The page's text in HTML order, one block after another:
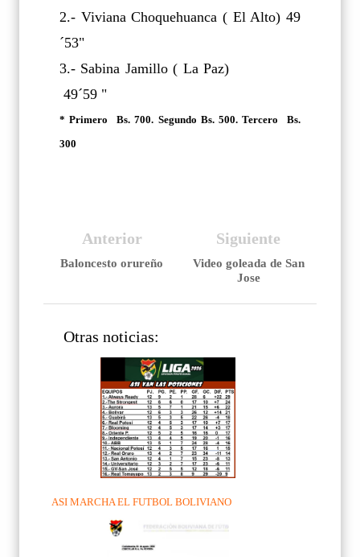
2.- Viviana Choquehuanca ( El Alto) 49
´53"
3.- Sabina Jamillo ( La Paz)
49´59 "
* Primero Bs. 700. Segundo Bs. 500. Tercero Bs.
300
Siguiente
Video goleada de San
Jose
Anterior
Baloncesto orureño
Otras noticias:
ASI MARCHA EL FUTBOL BOLIVIANO